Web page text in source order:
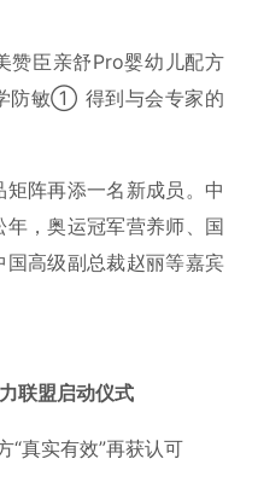
赞臣亲舒Pro婴幼儿配方
防敏① 得到与会专家的
阵再添一名新成员。中
，奥运冠军营养师、国
高级副总裁赵丽等嘉宾
联盟启动仪式
“真实有效”再获认可